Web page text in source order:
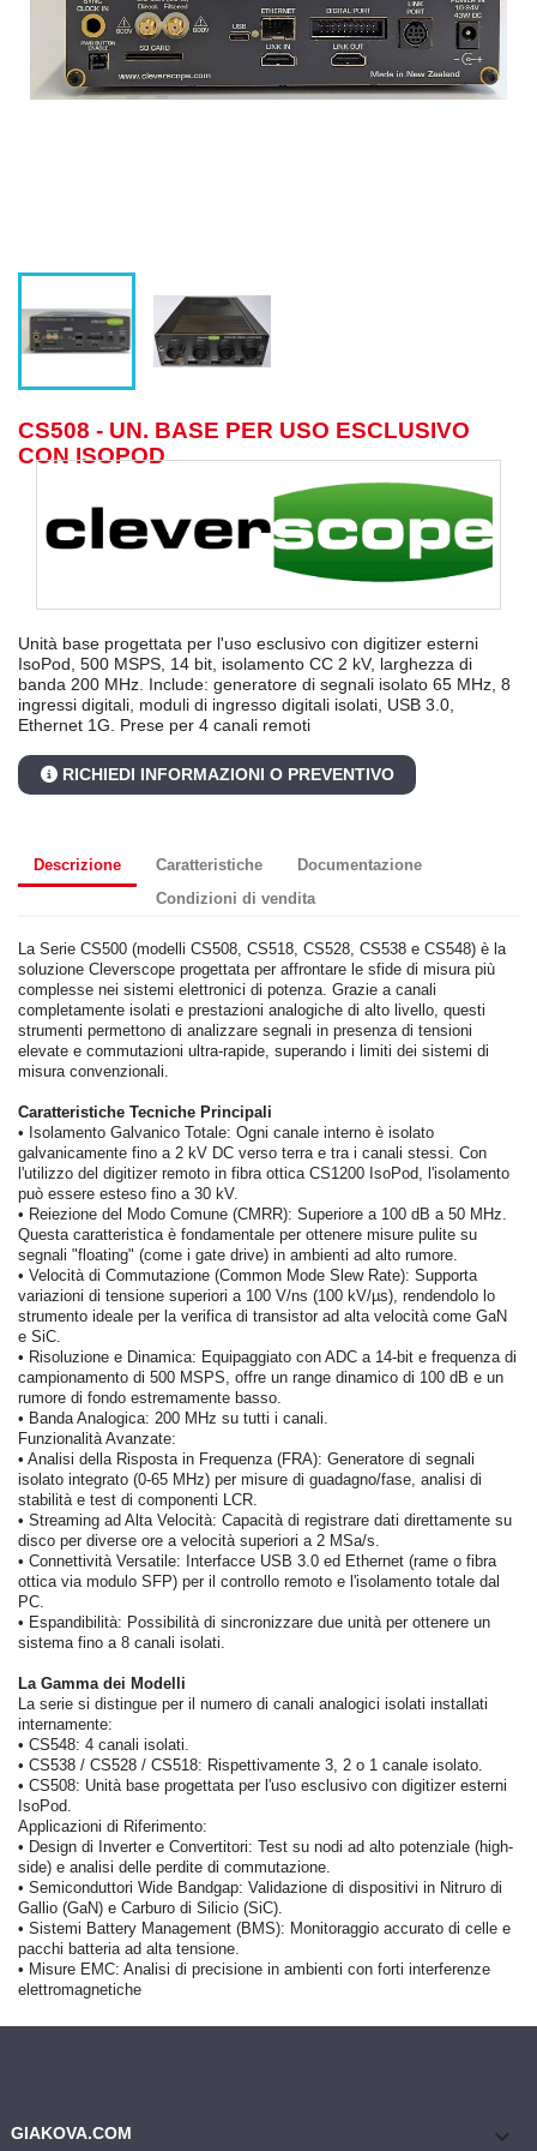
CS508 - UN. BASE PER USO ESCLUSIVO
CON ISOPOD
Unità base progettata per l'uso esclusivo con digitizer esterni
IsoPod, 500 MSPS, 14 bit, isolamento CC 2 kV, larghezza di
banda 200 MHz. Include: generatore di segnali isolato 65 MHz, 8
ingressi digitali, moduli di ingresso digitali isolati, USB 3.0,
Ethernet 1G. Prese per 4 canali remoti
RICHIEDI INFORMAZIONI O PREVENTIVO
Descrizione Caratteristiche
Documentazione
Condizioni di vendita
La Serie CS500 (modelli CS508, CS518, CS528, CS538 e CS548) è la
soluzione Cleverscope progettata per affrontare le sfide di misura più
complesse nei sistemi elettronici di potenza. Grazie a canali
completamente isolati e prestazioni analogiche di alto livello, questi
strumenti permettono di analizzare segnali in presenza di tensioni
elevate e commutazioni ultra-rapide, superando i limiti dei sistemi di
misura convenzionali.
Caratteristiche Tecniche Principali
• Isolamento Galvanico Totale: Ogni canale interno è isolato
galvanicamente fino a 2 kV DC verso terra e tra i canali stessi. Con
l'utilizzo del digitizer remoto in fibra ottica CS1200 IsoPod, l'isolamento
può essere esteso fino a 30 kV.
• Reiezione del Modo Comune (CMRR): Superiore a 100 dB a 50 MHz.
Questa caratteristica è fondamentale per ottenere misure pulite su
segnali "floating" (come i gate drive) in ambienti ad alto rumore.
• Velocità di Commutazione (Common Mode Slew Rate): Supporta
variazioni di tensione superiori a 100 V/ns (100 kV/µs), rendendolo lo
strumento ideale per la verifica di transistor ad alta velocità come GaN
e SiC.
• Risoluzione e Dinamica: Equipaggiato con ADC a 14-bit e frequenza di
campionamento di 500 MSPS, offre un range dinamico di 100 dB e un
rumore di fondo estremamente basso.
• Banda Analogica: 200 MHz su tutti i canali.
Funzionalità Avanzate:
• Analisi della Risposta in Frequenza (FRA): Generatore di segnali
isolato integrato (0-65 MHz) per misure di guadagno/fase, analisi di
stabilità e test di componenti LCR.
• Streaming ad Alta Velocità: Capacità di registrare dati direttamente su
disco per diverse ore a velocità superiori a 2 MSa/s.
• Connettività Versatile: Interfacce USB 3.0 ed Ethernet (rame o fibra
ottica via modulo SFP) per il controllo remoto e l'isolamento totale dal
PC.
• Espandibilità: Possibilità di sincronizzare due unità per ottenere un
sistema fino a 8 canali isolati.
La Gamma dei Modelli
La serie si distingue per il numero di canali analogici isolati installati
internamente:
• CS548: 4 canali isolati.
• CS538 / CS528 / CS518: Rispettivamente 3, 2 o 1 canale isolato.
• CS508: Unità base progettata per l'uso esclusivo con digitizer esterni
IsoPod.
Applicazioni di Riferimento:
• Design di Inverter e Convertitori: Test su nodi ad alto potenziale (high-
side) e analisi delle perdite di commutazione.
• Semiconduttori Wide Bandgap: Validazione di dispositivi in Nitruro di
Gallio (GaN) e Carburo di Silicio (SiC).
• Sistemi Battery Management (BMS): Monitoraggio accurato di celle e
pacchi batteria ad alta tensione.
• Misure EMC: Analisi di precisione in ambienti con forti interferenze
elettromagnetiche
GIAKOVA.COM keyboard_arrow_down